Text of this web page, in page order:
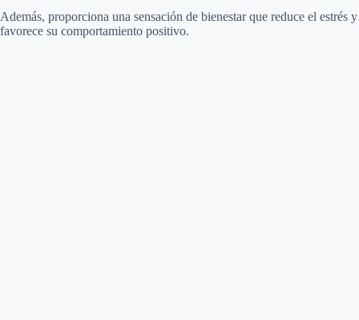
i
Además, proporciona una sensación de bienestar que reduce el estrés y
favorece su comportamiento positivo.